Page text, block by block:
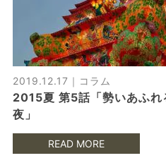
2019.12.17｜ コラム
2015夏 第5話「勢いあふれ
夜」
READ MORE